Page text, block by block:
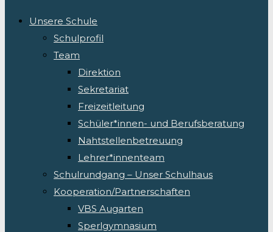
Unsere Schule
Schulprofil
Team
Direktion
Sekretariat
Freizeitleitung
Schüler*innen- und Berufsberatung
Nahtstellenbetreuung
Lehrer*innenteam
Schulrundgang – Unser Schulhaus
Kooperation/Partnerschaften
VBS Augarten
Sperlgymnasium